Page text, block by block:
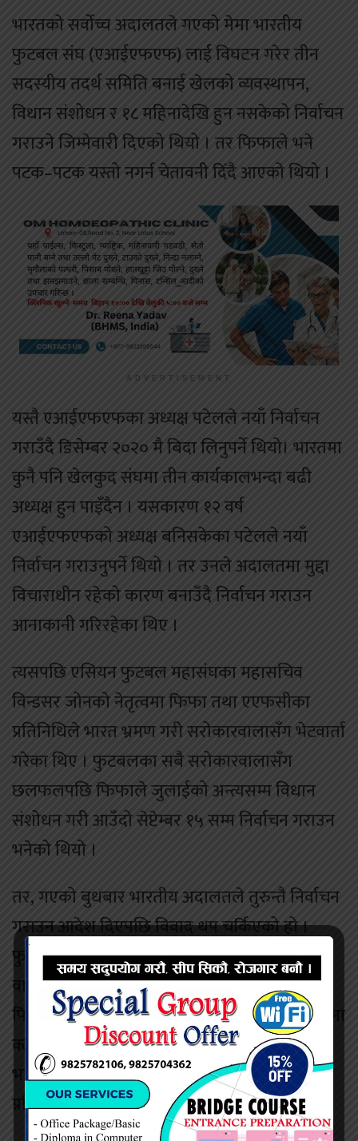
भारतको सर्वोच्च अदालतले गएको मेमा भारतीय
फुटबल संघ (एआईएफएफ) लाई विघटन गरेर तीन
सदस्यीय तदर्थ समिति बनाई खेलको व्यवस्थापन,
विधान संशोधन र १८ महिनादेखि हुन नसकेको निर्वाचन
गराउने जिम्मेवारी दिएको थियो । तर फिफाले भने
पटक–पटक यस्तो नगर्न चेतावनी दिँदै आएको थियो ।
ADVERTISEMENT
यस्तै एआईएफएफका अध्यक्ष पटेलले नयाँ निर्वाचन
गराउँदै डिसेम्बर २०२० मै बिदा लिनुपर्ने थियो। भारतमा
कुनै पनि खेलकुद संघमा तीन कार्यकालभन्दा बढी
अध्यक्ष हुन पाइँदैन । यसकारण १२ वर्ष
एआईएफएफको अध्यक्ष बनिसकेका पटेलले नयाँ
निर्वाचन गराउनुपर्ने थियो । तर उनले अदालतमा मुद्दा
विचाराधीन रहेको कारण बनाउँदै निर्वाचन गराउन
आनाकानी गरिरहेका थिए ।
त्यसपछि एसियन फुटबल महासंघका महासचिव
विन्डसर जोनको नेतृत्वमा फिफा तथा एएफसीका
प्रतिनिधिले भारत भ्रमण गरी सरोकारवालासँग भेटवार्ता
गरेका थिए । फुटबलका सबै सरोकारवालासँग
छलफलपछि फिफाले जुलाईको अन्त्यसम्म विधान
संशोधन गरी आउँदो सेप्टेम्बर १५ सम्म निर्वाचन गराउन
भनेको थियो ।
तर, गएको बुधबार भारतीय अदालतले तुरुन्तै निर्वाचन
गराउन आदेश दिएपछि विवाद थप चर्किएको हो ।
फुटबलको निकायलाई स्वतन्त्र चुनाव गराउन
वातावरण नदिएपछि फिफाले प्रतिबन्ध लगाएको हो ।
फिफाको यस निर्णयसँगै भारतले अब अन्तर्राष्ट्रिय रुपमा
क्लब तथा राष्ट्रिय टोलीको प्रतियोगिता खेल्ने छैन ।
भारतका क्लबले पनि एएफसीको अन्तर्राष्ट्रिय
प्रतियोगितामा सहभागिता जनाउन पाउने छैनन् ।